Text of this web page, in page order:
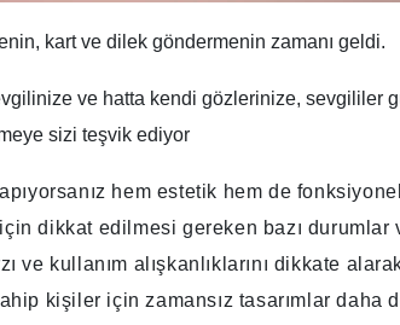
kart ve dilek göndermenin zamanı geldi.
ve hatta kendi gözlerinize, sevgililer
sizi teşvik ediyor
hem estetik hem de
dikkat edilmesi gereken bazı durumlar
ve kullanım alışkanlıklarını dikkate
kişiler için zamansız tasarımlar daha